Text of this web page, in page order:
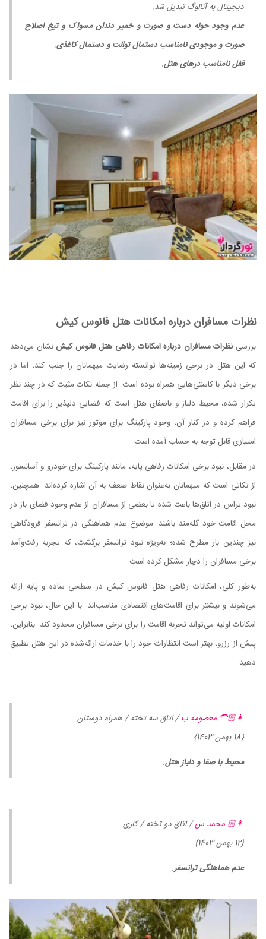
دیجیتال به آنالوگ تبدیل شد.
عدم وجود حوله دست و صورت و خمیر دندان مسواک و تیغ اصلاح
صورت و موجودی نامناسب دستمال توالت و دستمال کاغذی.
قفل نامناسب درهای هتل.
نظرات مسافران درباره امکانات هتل فانوس کیش
بررسینظرات مسافران درباره امکانات رفاهی هتل فانوس کیش نشان می‌دهد
که این هتل در برخی زمینه‌ها توانسته رضایت میهمانان را جلب کند، اما در
برخی دیگر با کاستی‌هایی همراه بوده است. از جمله نکات مثبت که در چند نظر
تکرار شده، محیط دلباز و باصفای هتل است که فضایی دلپذیر را برای اقامت
فراهم کرده و در کنار آن، وجود پارکینگ برای موتور نیز برای برخی مسافران
امتیازی قابل توجه به حساب آمده است.
در مقابل، نبود برخی امکانات رفاهی پایه، مانند پارکینگ برای خودرو و آسانسور،
از نکاتی است که میهمانان به‌عنوان نقاط ضعف به آن اشاره کرده‌اند. همچنین،
نبود تراس در اتاق‌ها باعث شده تا بعضی از مسافران از عدم وجود فضای باز در
محل اقامت خود گله‌مند باشند. موضوع عدم هماهنگی در ترانسفر فرودگاهی
نیز چندین بار مطرح شده؛ به‌ویژه نبود ترانسفر برگشت، که تجربه رفت‌وآمد
برخی مسافران را دچار مشکل کرده است.
به‌طور کلی، امکانات رفاهی هتل فانوس کیش در سطحی ساده و پایه ارائه
می‌شوند و بیشتر برای اقامت‌های اقتصادی مناسب‌اند. با این حال، نبود برخی
امکانات اولیه می‌تواند تجربه اقامت را برای برخی مسافران محدود کند. بنابراین،
پیش از رزرو، بهتر است انتظارات خود را با خدمات ارائه‌شده در این هتل تطبیق
دهید.
👩🏻‍🦱 معصومه ب/ اتاق سه تخته / همراه دوستان
{18 بهمن 1403}
محیط با صفا و دلباز هتل.
👨🏻 محمد س/ اتاق دو تخته / کاری
{12 بهمن 1403}
عدم هماهنگی ترانسفر.